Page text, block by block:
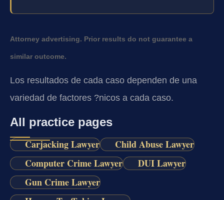
Attorney advertising. Prior results do not guarantee a
similar outcome.
Los resultados de cada caso dependen de una
variedad de factores ?nicos a cada caso.
All practice pages
Carjacking Lawyer
Child Abuse Lawyer
Computer Crime Lawyer
DUI Lawyer
Gun Crime Lawyer